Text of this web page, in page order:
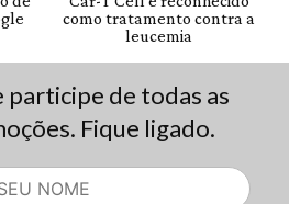
participe de todas as
Fique ligado.